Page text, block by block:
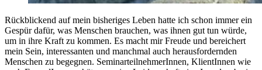
Rückblickend auf mein bisheriges Leben hatte ich schon immer ein
Gespür dafür, was Menschen brauchen, was ihnen gut tun würde,
um in ihre Kraft zu kommen. Es macht mir Freude und bereichert
mein Sein, interessanten und manchmal auch herausfordernden
Menschen zu begegnen. SeminarteilnehmerInnen, KlientInnen wie